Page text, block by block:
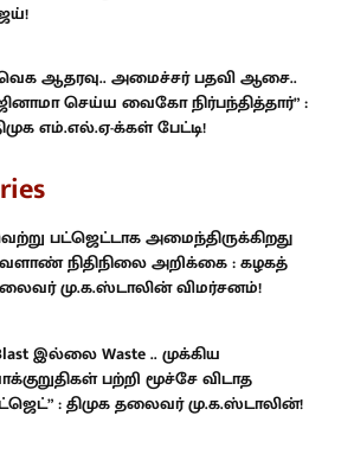
ஆதரவு.. அமைச்சர் பதவி ஆசை..
செய்ய வைகோ நிர்பந்தித்தார்” :
எம்.எல்.ஏ-க்கள் பேட்டி!
பட்ஜெட்டாக அமைந்திருக்கிறது
நிதிநிலை அறிக்கை : கழகத்
மு.க.ஸ்டாலின் விமர்சனம்!
இல்லை Waste .. முக்கிய
பற்றி மூச்சே விடாத
: திமுக தலைவர் மு.க.ஸ்டாலின்!